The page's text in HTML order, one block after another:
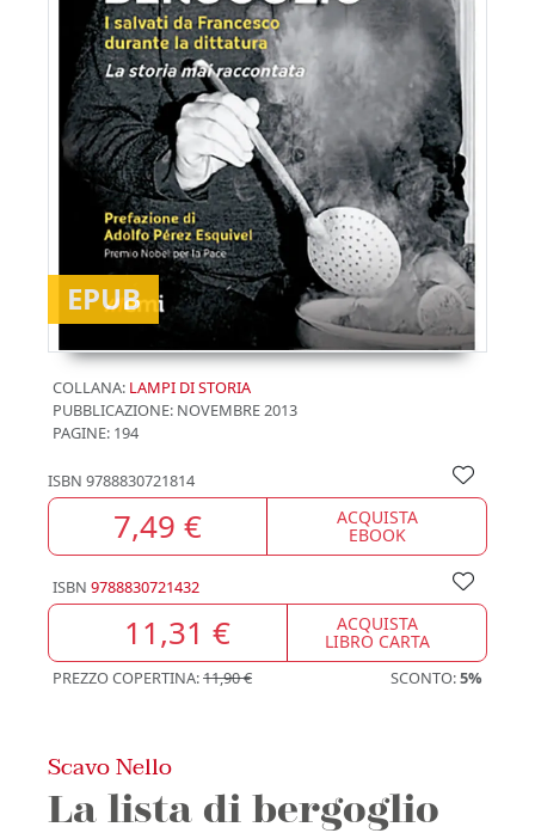
EPUB
COLLANA: LAMPI DI STORIA
PUBBLICAZIONE: NOVEMBRE 2013
PAGINE: 194
ISBN 9788830721814
7,49 € ACQUISTA
EBOOK
ISBN 9788830721432
11,31 € ACQUISTA
LIBRO CARTA
PREZZO COPERTINA:11,90 € SCONTO:5%
Scavo Nello
La lista di bergoglio